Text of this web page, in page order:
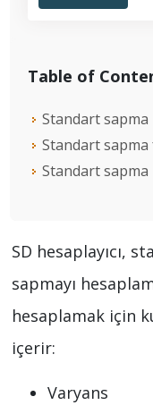
Table of
Standart sapma
Standart
Standart sapma
SD hesaplayıcı,
sapmayı
hesaplamak için
içerir:
Varyans